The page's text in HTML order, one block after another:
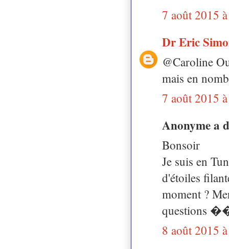
7 août 2015
Dr Eric
@Caroline
mais en
7 août 2015
Anonyme a
Bonsoir
Je suis en
d'étoiles
moment ?
questions
8 août 2015